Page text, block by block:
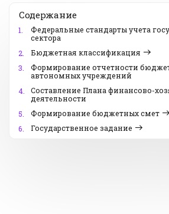
Содержание
1.
Федеральные стандарты учета
сектора
2.
Бюджетная классификация
3.
Формирование отчетности
автономных учреждений
4.
Составление Плана финансово-
деятельности
5.
Формирование бюджетных смет
6.
Государственное задание